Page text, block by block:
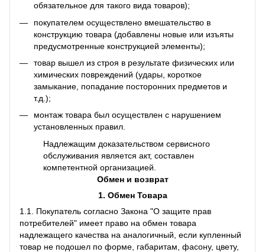
обязательное для такого вида товаров);
покупателем осуществлено вмешательство в
конструкцию товара (добавлены новые или изъяты
предусмотренные конструкцией элементы);
товар вышел из строя в результате физических или
химических повреждений (удары, короткое
замыкание, попадание посторонних предметов и
т.д.);
монтаж товара был осуществлен с нарушением
установленных правил.
Надлежащим доказательством сервисного
обслуживания является акт, составлен
компетентной организацией.
Обмен и возврат
1. Обмен Товара
1.1. Покупатель согласно Закона "О защите прав
потребителей" имеет право на обмен товара
надлежащего качества на аналогичный, если купленный
товар не подошел по форме, габаритам, фасону, цвету,